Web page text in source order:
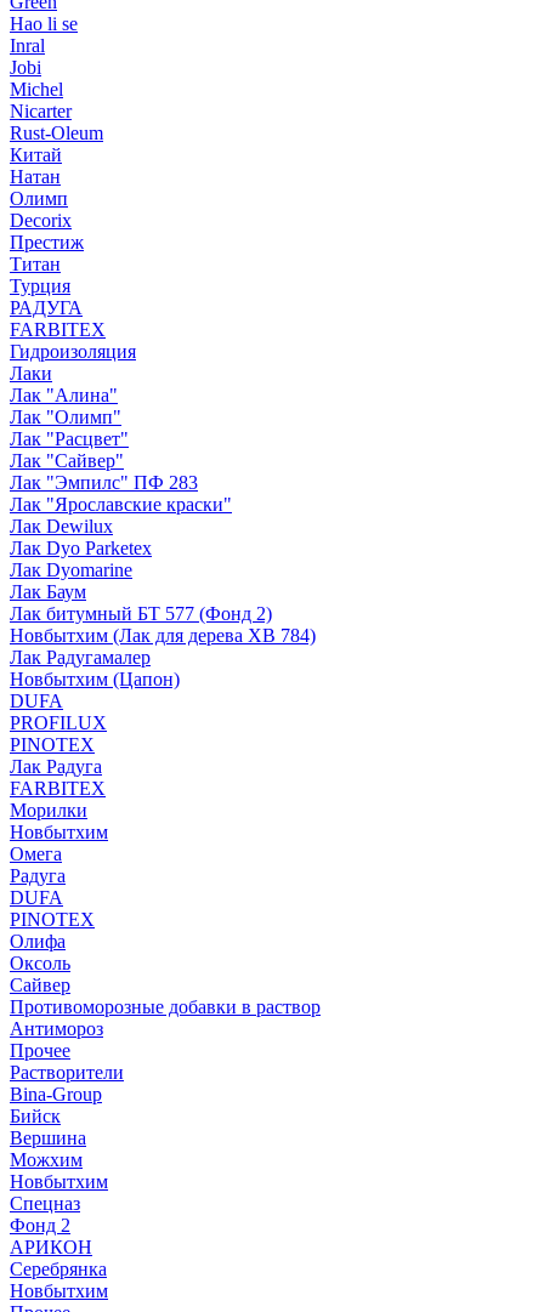
Hao li se
Inral
Jobi
Michel
Nicarter
Rust-Oleum
Китай
Натан
Олимп
Decorix
Престиж
Титан
Турция
РАДУГА
FARBITEX
Гидроизоляция
Лаки
Лак "Алина"
Лак "Олимп"
Лак "Расцвет"
Лак "Сайвер"
Лак "Эмпилс" ПФ 283
Лак "Ярославские краски"
Лак Dewilux
Лак Dyo Parketex
Лак Dyomarine
Лак Баум
Лак битумный БТ 577 (Фонд 2)
Новбытхим (Лак для дерева ХВ 784)
Лак Радугамалер
Новбытхим (Цапон)
DUFA
PROFILUX
PINOTEX
Лак Радуга
FARBITEX
Морилки
Новбытхим
Омега
Радуга
DUFA
PINOTEX
Олифа
Оксоль
Сайвер
Противоморозные добавки в раствор
Антимороз
Прочее
Растворители
Bina-Group
Бийск
Вершина
Можхим
Новбытхим
Спецназ
Фонд 2
АРИКОН
Серебрянка
Новбытхим